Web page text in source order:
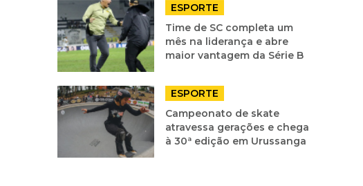
ESPORTE
Time de SC completa um
mês na liderança e abre
maior vantagem da Série B
ESPORTE
Campeonato de skate
atravessa gerações e chega
à 30ª edição em Urussanga